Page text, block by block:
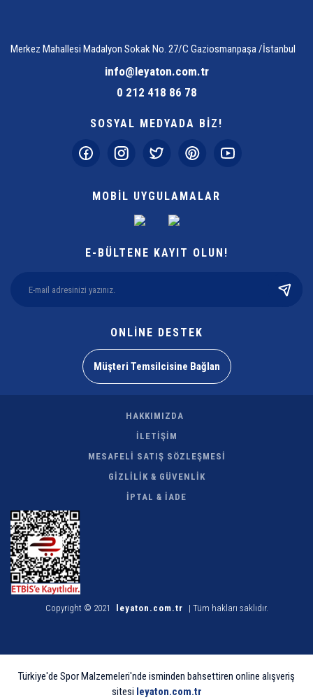
Merkez Mahallesi Madalyon Sokak No. 27/C Gaziosmanpaşa /İstanbul
info@leyaton.com.tr
0 212 418 86 78
SOSYAL MEDYADA BİZ!
MOBİL UYGULAMALAR
E-BÜLTENE KAYIT OLUN!
ONLİNE DESTEK
Müşteri Temsilcisine Bağlan
HAKKIMIZDA
İLETİŞİM
MESAFELİ SATIŞ SÖZLEŞMESİ
GİZLİLİK & GÜVENLİK
İPTAL & İADE
Copyright © 2021 leyaton.com.tr | Tüm hakları saklıdır.
Türkiye'de Spor Malzemeleri'nde isminden bahsettiren online alışveriş
sitesi leyaton.com.tr